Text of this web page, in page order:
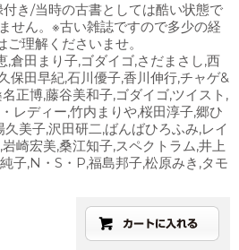
き/当時の古書としては酷い状態で
せん。※古い雑誌ですので多少の経
ご理解くださいませ。
,倉田まり子,ゴダイゴ,さだまさし,西
保田早紀,石川優子,香川伸行,チャゲ&
正博,藤谷美和子,ゴダイゴ,ツイスト,
レディー,竹内まりや,桜田淳子,郷ひ
美子,沢田研二,ばんばひろふみ,レイ
崎宏美,桑江知子,スペクトラム,井上
子,N・S・P,福島邦子,松原みき,タモ